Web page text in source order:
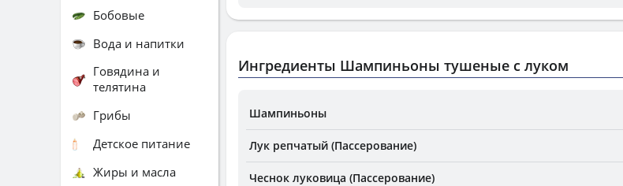
Ингредиенты Шампиньоны тушеные с луком
Шампиньоны
Лук репчатый (Пассерование)
Чеснок луковица (Пассерование)
Бобовые
Вода и напитки
Говядина и
телятина
Грибы
Детское питание
Жиры и масла